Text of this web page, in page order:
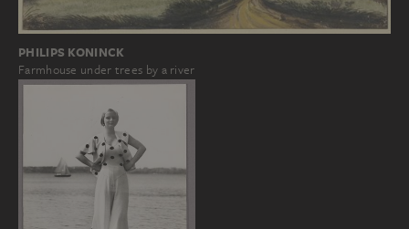
PHILIPS KONINCK
Farmhouse under trees by a river